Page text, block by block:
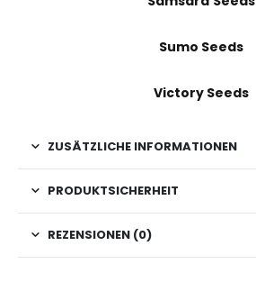
Sumo Seeds
Victory Seeds
ZUSÄTZLICHE INFORMATIONEN
PRODUKTSICHERHEIT
REZENSIONEN (0)